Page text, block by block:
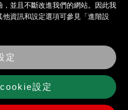
明
們
並且不斷改進我們的網站。因此我
資訊和設定選項可參見「進階設
定
設定